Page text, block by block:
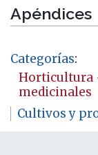
Apéndices
Categorías:
Horticultura
medicinales
Cultivos y